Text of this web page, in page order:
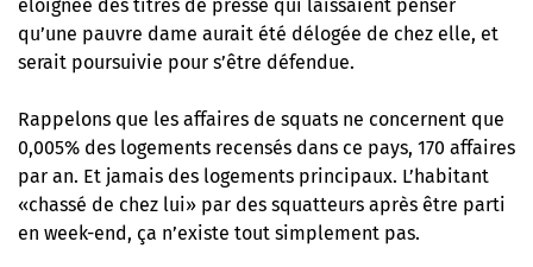
éloignée des titres de presse qui laissaient penser
qu’une pauvre dame aurait été délogée de chez elle, et
serait poursuivie pour s’être défendue.
Rappelons que les affaires de squats ne concernent que
0,005% des logements recensés dans ce pays, 170 affaires
par an. Et jamais des logements principaux. L’habitant
«chassé de chez lui» par des squatteurs après être parti
en week-end, ça n’existe tout simplement pas.